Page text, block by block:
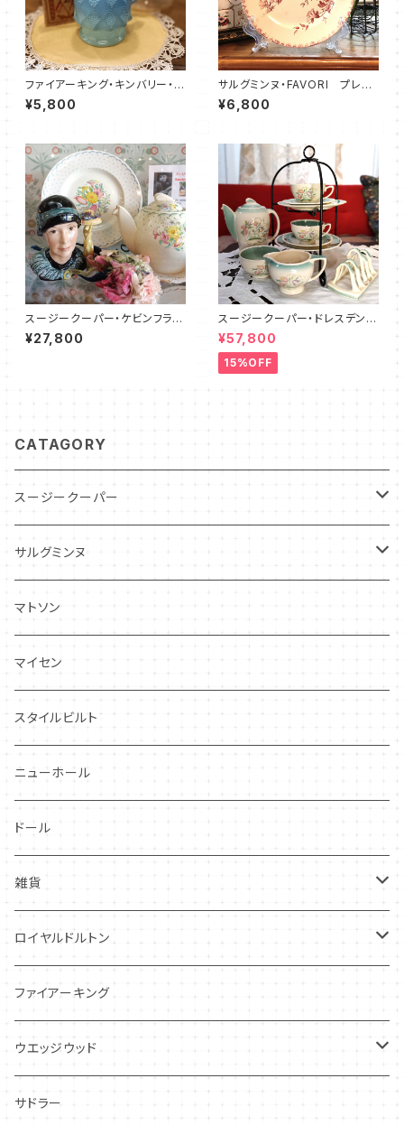
ファイアーキング・キンバリー・マ
グカップ・ブルー（FKKB0015）
¥5,800
サルグミンヌ・FAVORI プレー
ト（20.0cm）SRFV0021
¥6,800
スージークーパー・ケビンフラン
シス社・フィギュア（SCFG000
6）
¥27,800
スージークーパー・ドレスデンス
プレイ・ティーフォーツー・セット
PLUS（SCDR6001）
¥57,800
15%OFF
CATAGORY
スージークーパー
パトリシアローズ
ドレスデンスプレイ
プランタン
グレンミスト
スワンシースプレイ
グレイ社
グレイリーフ
レヴェリー
フローラル
フレグランス
シーアネモネ
サルグミンヌ
ニーナローサ
FAVORI
CIBON
マトソン
マイセン
スタイルビルト
ニューホール
ドール
雑貨
キーホルダー
アンティーク・カード
アクセサリー
ロイヤルドルトン
スタッフォードシャードッグ
ファイアーキング
ウエッジウッド
ジャスパー
サドラー